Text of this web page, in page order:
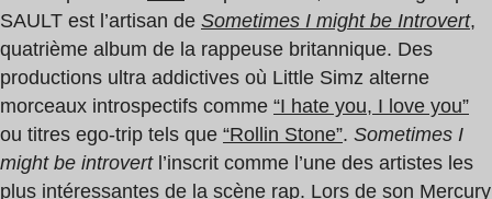
SAULT est l’artisan de Sometimes I might be Introvert,
quatrième album de la rappeuse britannique. Des
productions ultra addictives où Little Simz alterne
morceaux introspectifs comme “I hate you, I love you”
ou titres ego-trip tels que “Rollin Stone”. Sometimes I
might be introvert l’inscrit comme l’une des artistes les
plus intéressantes de la scène rap. Lors de son Mercury